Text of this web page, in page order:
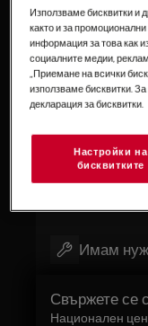
Email
Гаранция
Имам
Свържете се
Национален
Използваме бисквитки и
както и за
информация за това как
социалните медии,
„Приемане на всички
използваме бисквитки.
декларация за бисквитки.
Настройки на
бисквитките